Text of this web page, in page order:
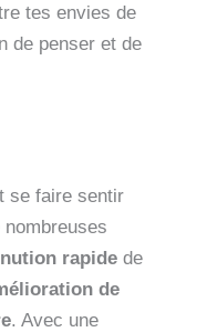
tes envies de
de penser et de
se faire sentir
rapide de
de
. Avec une